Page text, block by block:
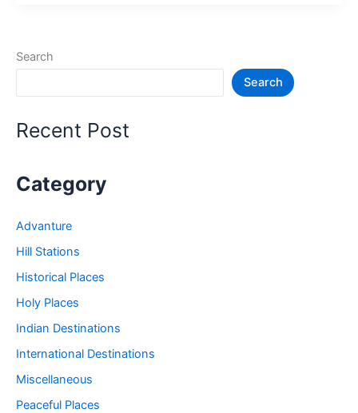
जगह
Places
Search
Search
Recent Post
Category
Advanture
Hill Stations
Historical Places
Holy Places
Indian Destinations
International Destinations
Miscellaneous
Peaceful Places